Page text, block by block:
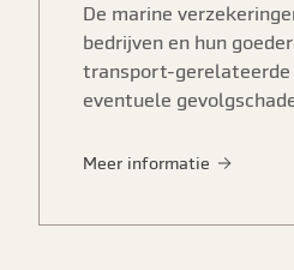
De marine
bedrijven en hun
transport-gerelateerde
eventuele
Meer informatie